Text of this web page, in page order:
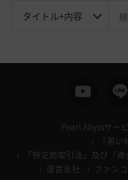
Pearl Abyssサー
「黒
「特定商取引法」及び「
運営会社
ファン